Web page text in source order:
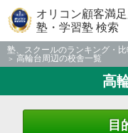
オリコン顧客満
塾・学習塾 検索
塾、スクールのランキング・比
高輪台周辺の校舎一覧
高
目